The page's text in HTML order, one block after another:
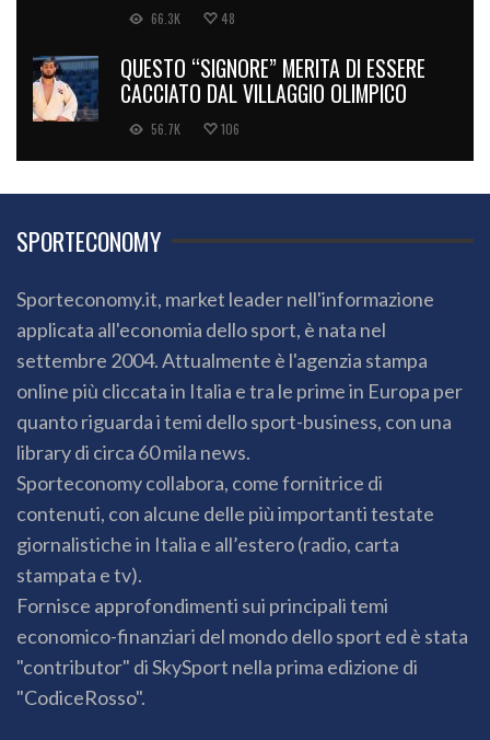
66.3K 48
QUESTO “SIGNORE” MERITA DI ESSERE
CACCIATO DAL VILLAGGIO OLIMPICO
56.7K 106
SPORTECONOMY
Sporteconomy.it, market leader nell'informazione
applicata all'economia dello sport, è nata nel
settembre 2004. Attualmente è l'agenzia stampa
online più cliccata in Italia e tra le prime in Europa per
quanto riguarda i temi dello sport-business, con una
library di circa 60 mila news.
Sporteconomy collabora, come fornitrice di
contenuti, con alcune delle più importanti testate
giornalistiche in Italia e all’estero (radio, carta
stampata e tv).
Fornisce approfondimenti sui principali temi
economico-finanziari del mondo dello sport ed è stata
"contributor" di SkySport nella prima edizione di
"CodiceRosso".